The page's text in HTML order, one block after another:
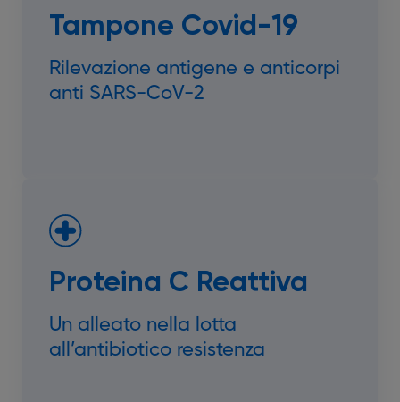
Tampone Covid-19
Rilevazione antigene e anticorpi
anti SARS-CoV-2
Proteina C Reattiva
Un alleato nella lotta
all’antibiotico resistenza